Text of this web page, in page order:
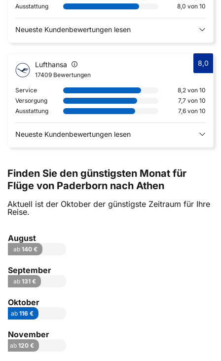
Ausstattung
8,0 von 10
Neueste Kundenbewertungen lesen
Lufthansa
17409 Bewertungen
8,0
Service
8,2 von 10
Versorgung
7,7 von 10
Ausstattung
7,6 von 10
Neueste Kundenbewertungen lesen
Finden Sie den günstigsten Monat für
Flüge von Paderborn nach Athen
Aktuell ist der Oktober der günstigste Zeitraum für Ihre
Reise.
August
ab140 €
September
ab 131 €
Oktober
ab 116 €
November
ab120 €